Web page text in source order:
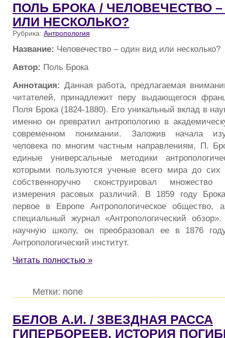
ПОЛЬ БРОКА / ЧЕЛОВЕЧЕСТВО
ИЛИ НЕСКОЛЬКО?
Рубрика: Антропология
Название: Человечество – один вид или несколько?
Автор: Поль Брока
Аннотация: Данная работа, предлагаемая
читателей, принадлежит перу выдающегося
Поля Брока (1824-1880). Его уникальный вклад в
именно он превратил антропологию в
современном понимании. Заложив начала
человека по многим частным направлениям, П.
единые универсальные методики
которыми пользуются ученые всего мира до
собственноручно сконструировал
измерения расовых различий. В 1859 году
первое в Европе Антропологическое
специальный журнал «Антропологический
научную школу, он преобразовал ее в 1876
Антропологический институт.
Читать полностью »
Метки: none
БЕЛОВ А.И. / ЗВЕЗДНАЯ РАССА
ГИПЕРБОРЕЕВ. ИСТОРИЯ